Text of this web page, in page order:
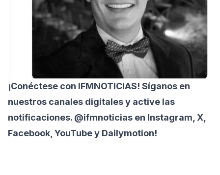
¡Conéctese con IFMNOTICIAS! Síganos en
nuestros canales digitales y active las
notificaciones. @ifmnoticias en Instagram, X,
Facebook, YouTube y Dailymotion!